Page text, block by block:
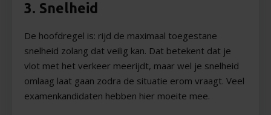
3. Snelheid
De hoofdregel is: rijd de maximaal toegestane
snelheid zolang dat veilig kan. Dat betekent dat je
vlot met het verkeer meerijdt, maar wel je snelheid
omlaag laat gaan zodra de situatie erom vraagt. Veel
examenkandidaten hebben hier moeite mee.